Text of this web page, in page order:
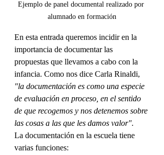
Ejemplo de panel documental realizado por
alumnado en formación
En esta entrada queremos incidir en la
importancia de documentar las
propuestas que llevamos a cabo con la
infancia. Como nos dice Carla Rinaldi,
"la documentación es como una especie
de evaluación en proceso, en el sentido
de que recogemos y nos detenemos sobre
las cosas a las que les damos valor".
La documentación en la escuela tiene
varias funciones: